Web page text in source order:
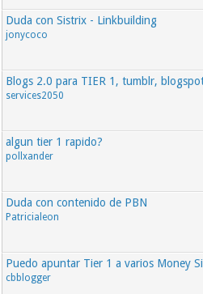
Duda con Sistrix - Linkbuilding
jonycoco
Blogs 2.0 para TIER 1, tumblr,
services2050
algun tier 1 rapido?
pollxander
Duda con contenido de PBN
Patricialeon
Puedo apuntar Tier 1 a varios Money
cbblogger